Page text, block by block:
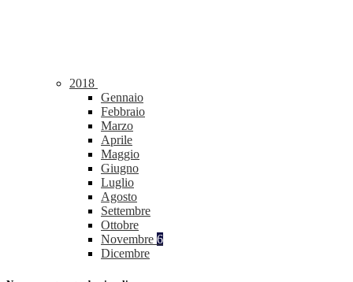
2018
Gennaio
Febbraio
Marzo
Aprile
Maggio
Giugno
Luglio
Agosto
Settembre
Ottobre
Novembre 6
Dicembre